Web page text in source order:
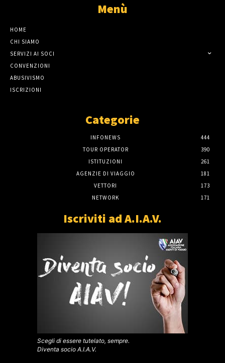
Menù
HOME
CHI SIAMO
SERVIZI AI SOCI
CONVENZIONI
ABUSIVISMO
ISCRIZIONI
Categorie
INFONEWS
444
TOUR OPERATOR
390
ISTITUZIONI
261
AGENZIE DI VIAGGIO
181
VETTORI
173
NETWORK
171
Iscriviti ad A.I.A.V.
Scegli di essere tutelato, sempre.
Diventa socio A.I.A.V.